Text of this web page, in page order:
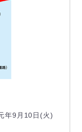
年9月10日(火)